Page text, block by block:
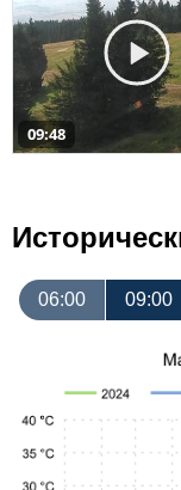
09:48
06:00 09:00